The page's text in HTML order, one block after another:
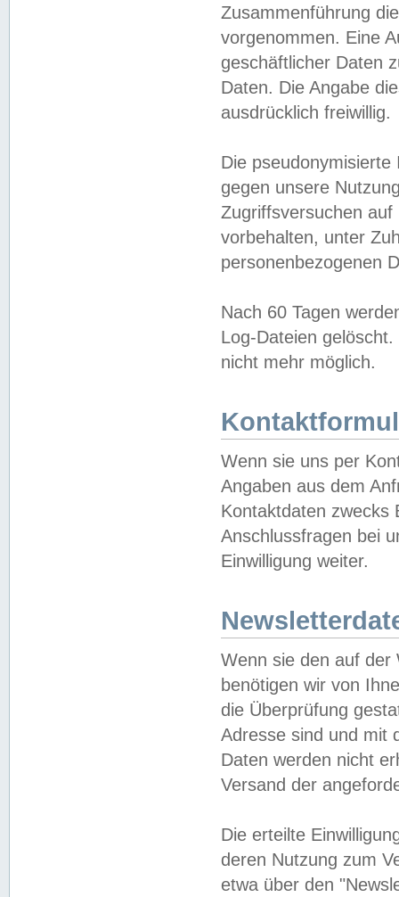
Zusammenführung
vorgenommen. Eine
geschäftlicher Daten
Daten. Die Angabe
ausdrücklich freiwillig.
Die
gegen unsere
Zugriffsversuchen
vorbehalten, unter
personenbezogenen
Nach 60 Tagen
Log-Dateien
nicht mehr möglich.
Wenn sie uns per
Angaben aus dem
Kontaktdaten zwecks
Anschlussfragen bei
Einwilligung weiter.
Wenn sie den auf der
benötigen wir von
die Überprüfung
Adresse sind und mit
Daten werden nicht
Versand der
Die erteilte
deren Nutzung zum
etwa über den